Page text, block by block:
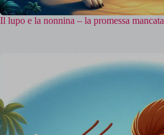
Il lupo e la nonnina – la promessa mancata